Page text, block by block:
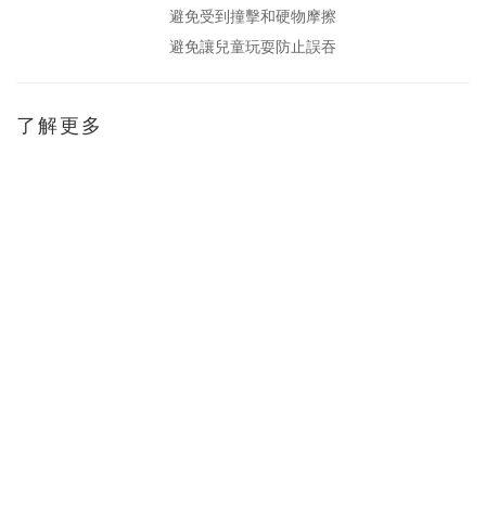
避免受到撞擊和硬物摩擦
避免讓兒童玩耍防止誤吞
了解更多